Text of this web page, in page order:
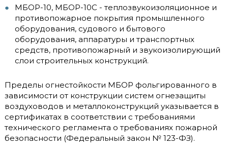
МБОР-10, МБОР-10С - теплозвукоизоляционное и
противопожарное покрытия промышленного
оборудования, судового и бытового
оборудования, аппаратуры и транспортных
средств, противопожарный и звукоизолирующий
слои строительных конструкций.
Пределы огнестойкости МБОР фольгированного в
зависимости от конструкции систем огнезащиты
воздуховодов и металлоконструкций указывается в
сертификатах в соответствии с требованиями
технического регламента о требованиях пожарной
безопасности (Федеральный закон № 123-ФЗ).